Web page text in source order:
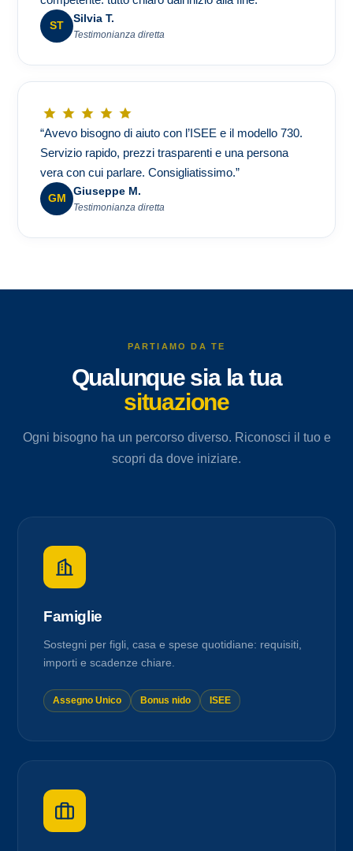
ST
Silvia T.
Testimonianza diretta
“Avevo bisogno di aiuto con l’ISEE e il modello 730.
Servizio rapido, prezzi trasparenti e una persona
vera con cui parlare. Consigliatissimo.”
GM
Giuseppe M.
Testimonianza diretta
PARTIAMO DA TE
Qualunque sia la tua
situazione
Ogni bisogno ha un percorso diverso. Riconosci il tuo e
scopri da dove iniziare.
Famiglie
Sostegni per figli, casa e spese quotidiane: requisiti,
importi e scadenze chiare.
Assegno Unico Bonus nido ISEE